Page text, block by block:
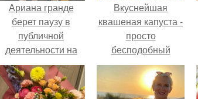
Ариана гранде
берет паузу в
публичной
деятельности на
фоне слухов о
своем здоровье.
Вкуснейшая
квашеная капуста -
просто
бесподобный
рецепт!